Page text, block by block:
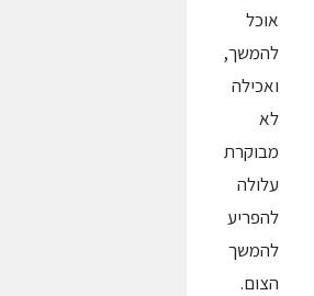
אוכל
להמשך,
ואכילה
לא
מבוקרת
עלולה
להפריע
להמשך
הצום.